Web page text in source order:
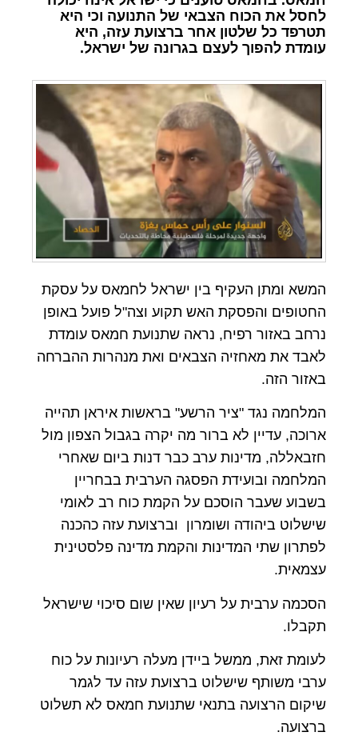
לחסל את הכוח הצבאי של התנועה וכי היא
תטרפד כל שלטון אחר ברצועת עזה, היא
עומדת להפוך לעצם בגרונה של ישראל.
המשא ומתן העקיף בין ישראל לחמאס על עסקת
החטופים והפסקת האש תקוע וצה"ל פועל באופן
נרחב באזור רפיח, נראה שתנועת חמאס עומדת
לאבד את מאחזיה הצבאים ואת מנהרות ההברחה
באזור הזה.
המלחמה נגד "ציר הרשע" בראשות איראן תהייה
ארוכה, עדיין לא ברור מה יקרה בגבול הצפון מול
חזבאללה, מדינות ערב כבר דנות ביום שאחרי
המלחמה ובועידת הפסגה הערבית בבחריין
בשבוע שעבר הוסכם על הקמת כוח רב לאומי
שישלוט ביהודה ושומרון וברצועת עזה כהכנה
לפתרון שתי המדינות והקמת מדינה פלסטינית
עצמאית.
הסכמה ערבית על רעיון שאין שום סיכוי שישראל
תקבלו.
לעומת זאת, ממשל ביידן מעלה רעיונות על כוח
ערבי משותף שישלוט ברצועת עזה עד לגמר
שיקום הרצועה בתנאי שתנועת חמאס לא תשלוט
ברצועה.